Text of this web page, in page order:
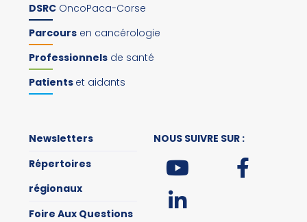
DSRC OncoPaca-Corse
Parcours en cancérologie
Professionnels de santé
Patients et aidants
Newsletters
Répertoires
régionaux
Foire Aux Questions
NOUS SUIVRE SUR :